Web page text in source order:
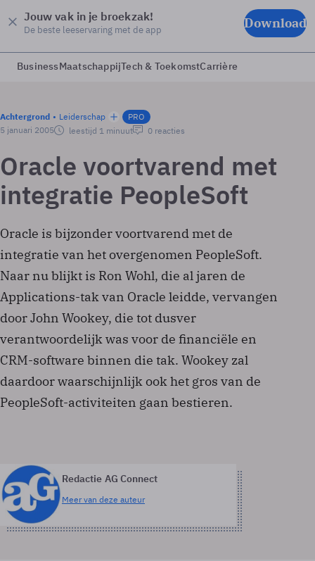
Jouw vak in je broekzak!
De beste leeservaring met de app Download
BusinessMaatschappijTech & ToekomstCarrière
Achtergrond Leiderschap
PRO
5 januari 2005
leestijd 1 minuut 0 reacties
Oracle voortvarend met
integratie PeopleSoft
Oracle is bijzonder voortvarend met de
integratie van het overgenomen PeopleSoft.
Naar nu blijkt is Ron Wohl, die al jaren de
Applications-tak van Oracle leidde, vervangen
door John Wookey, die tot dusver
verantwoordelijk was voor de financiële en
CRM-software binnen die tak. Wookey zal
daardoor waarschijnlijk ook het gros van de
PeopleSoft-activiteiten gaan bestieren.
Redactie AG Connect
Meer van deze auteur